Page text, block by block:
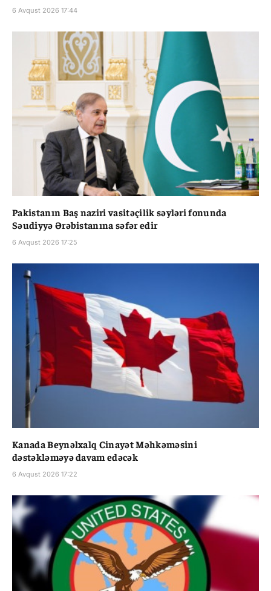
6 Avqust 2026 17:44
Pakistanın Baş naziri vasitəçilik səyləri fonunda
Səudiyyə Ərəbistanına səfər edir
6 Avqust 2026 17:25
Kanada Beynəlxalq Cinayət Məhkəməsini
dəstəkləməyə davam edəcək
6 Avqust 2026 17:22